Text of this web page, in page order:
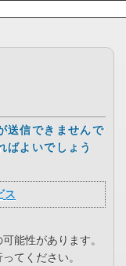
送信できませんで
ばよいでしょう
ス
能性があります。
てください。